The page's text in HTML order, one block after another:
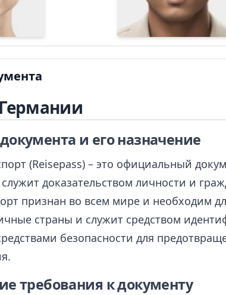
и его назначение
(Reisepass) – это официальный
доказательством личности и
признан во всем мире и необходим
страны и служит средством
безопасности для
требования к документу